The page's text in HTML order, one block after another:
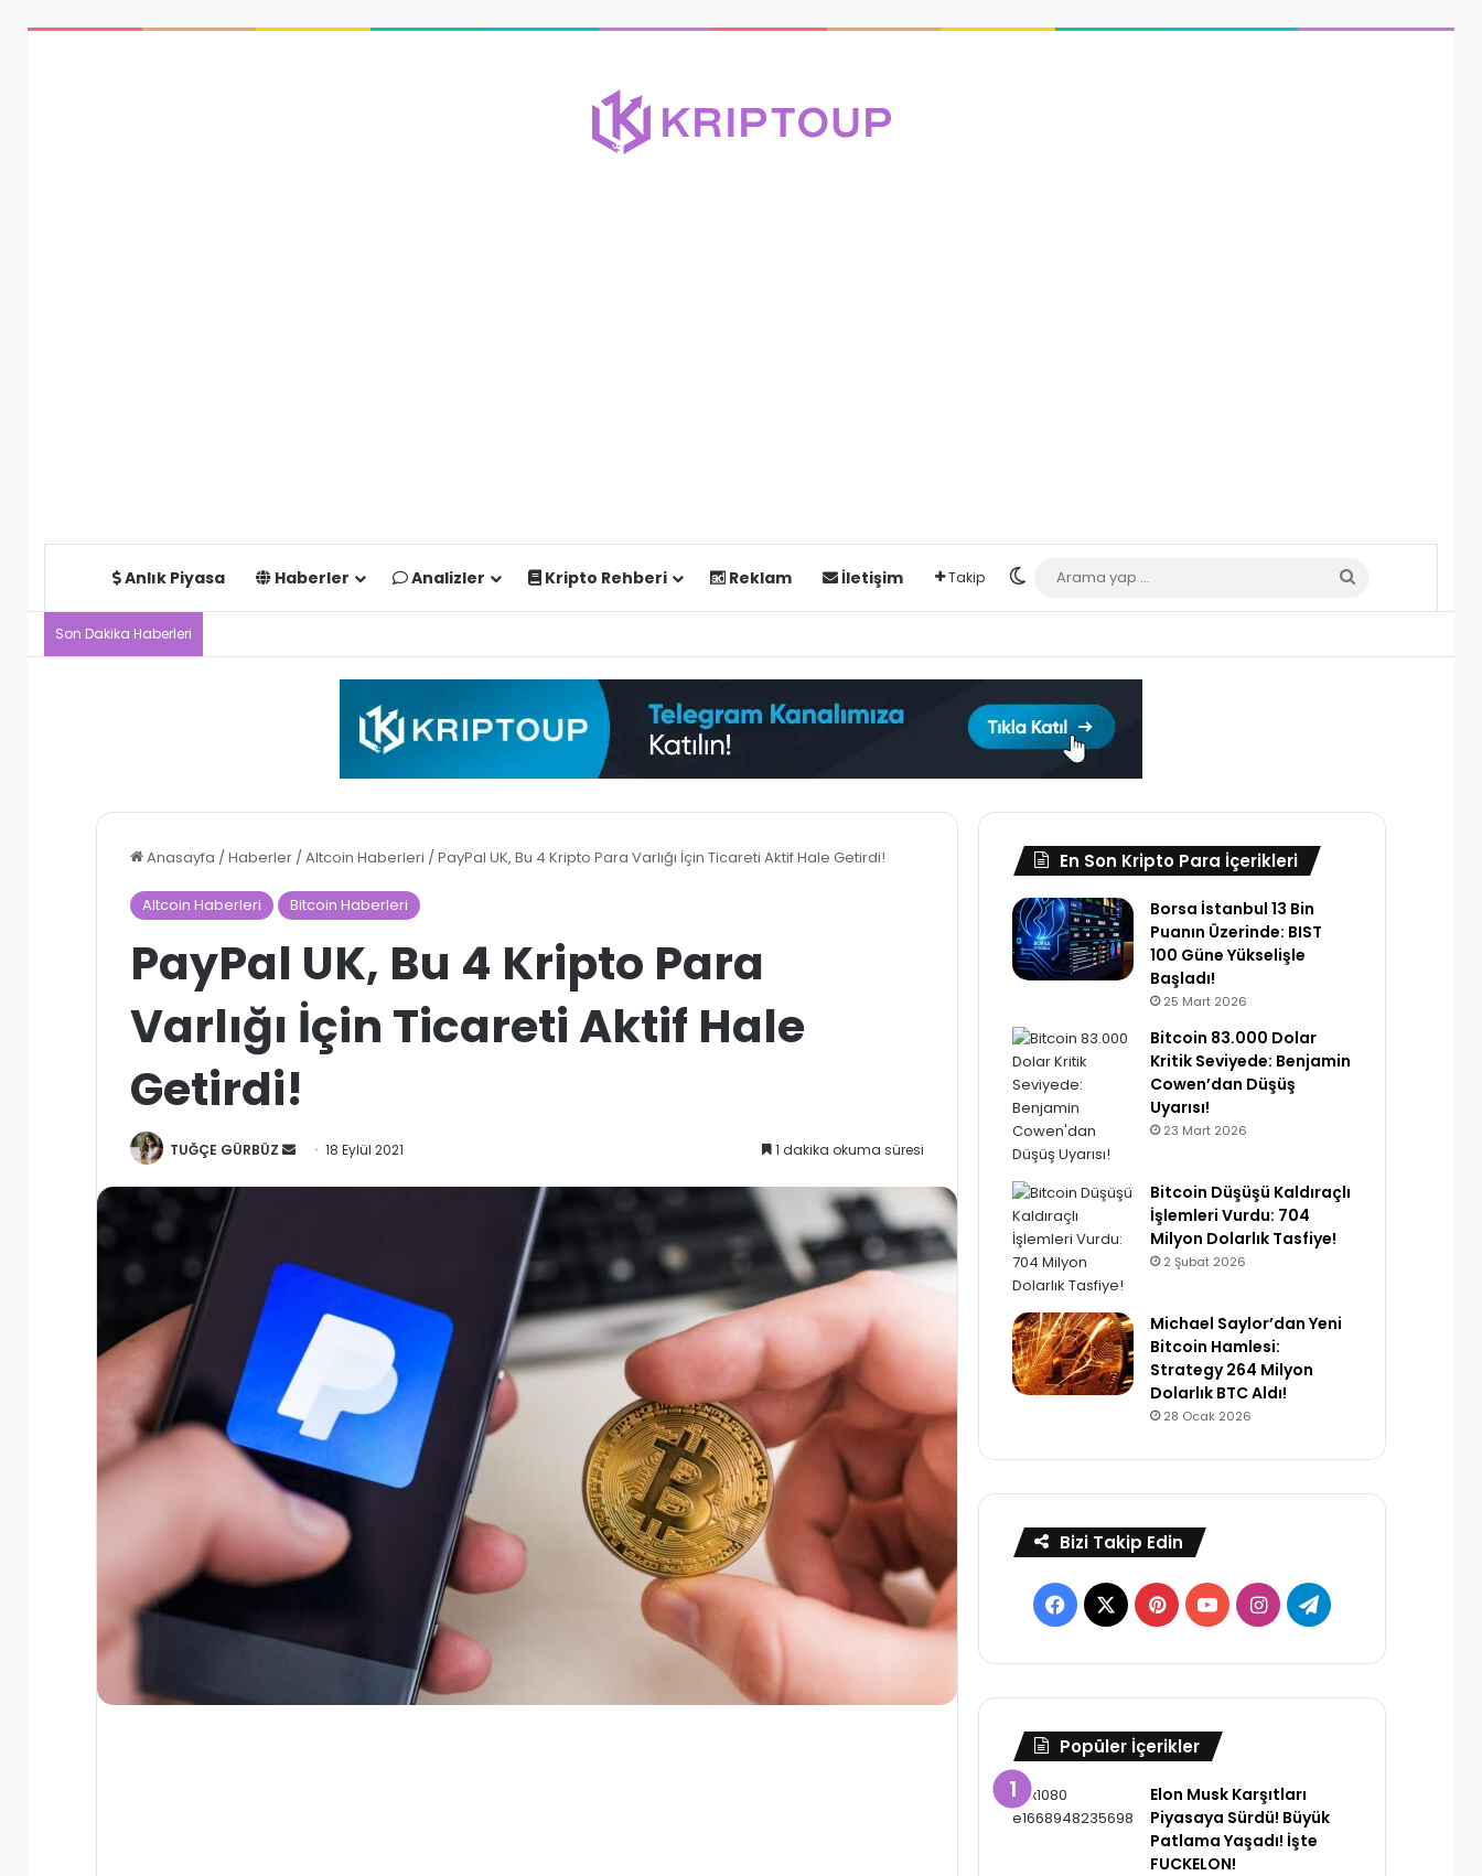
Anlık Piyasa Haberler Analizler Kripto Rehberi Reklam İletişim Takip Dış görünümü değiştir
Arama
yap
...
Son Dakika Haberleri
Anasayfa /Haberler /Altcoin Haberleri /PayPal UK, Bu 4 Kripto Para Varlığı İçin Ticareti Aktif Hale Getirdi!
Altcoin Haberleri Bitcoin Haberleri
PayPal UK, Bu 4 Kripto Para
Varlığı İçin Ticareti Aktif Hale
Getirdi!
TUĞÇE GÜRBÜZ
Bir
18 Eylül 2021 1 dakika okuma süresi
En Son Kripto Para İçerikleri
Borsa İstanbul 13 Bin
Puanın Üzerinde: BIST
100 Güne Yükselişle
Başladı!
25 Mart 2026
Bitcoin 83.000 Dolar
Kritik Seviyede: Benjamin
Cowen’dan Düşüş
Uyarısı!
23 Mart 2026
Bitcoin Düşüşü Kaldıraçlı
İşlemleri Vurdu: 704
Milyon Dolarlık Tasfiye!
2 Şubat 2026
Michael Saylor’dan Yeni
Bitcoin Hamlesi:
Strategy 264 Milyon
Dolarlık BTC Aldı!
28 Ocak 2026
Bizi Takip Edin
Facebook
X PinterestYouTubeInstagramTelegram
Popüler İçerikler
Elon Musk Karşıtları
Piyasaya Sürdü! Büyük
Patlama Yaşadı! İşte
FUCKELON!